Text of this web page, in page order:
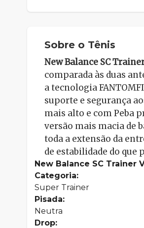
Sobre o Tênis
New Balance SC
comparada às duas
a tecnologia
suporte e segurança
mais alto e com Peba
versão mais macia de
toda a extensão da
de estabilidade do
New Balance SC Trainer
Categoria:
Super Trainer
Pisada:
Neutra
Drop: